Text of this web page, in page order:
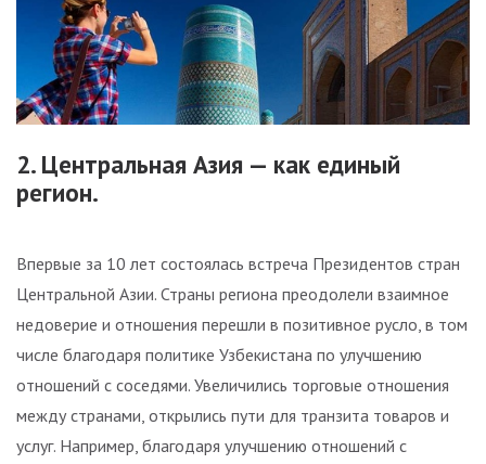
2. Центральная Азия — как единый
регион.
Впервые за 10 лет состоялась встреча Президентов стран
Центральной Азии. Страны региона преодолели взаимное
недоверие и отношения перешли в позитивное русло, в том
числе благодаря политике Узбекистана по улучшению
отношений с соседями. Увеличились торговые отношения
между странами, открылись пути для транзита товаров и
услуг. Например, благодаря улучшению отношений с